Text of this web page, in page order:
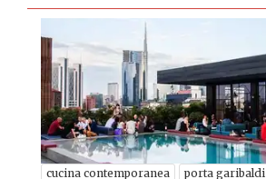
cucina contemporanea
porta garibaldi